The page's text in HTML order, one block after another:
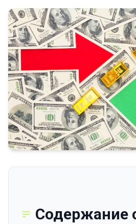
Содержание